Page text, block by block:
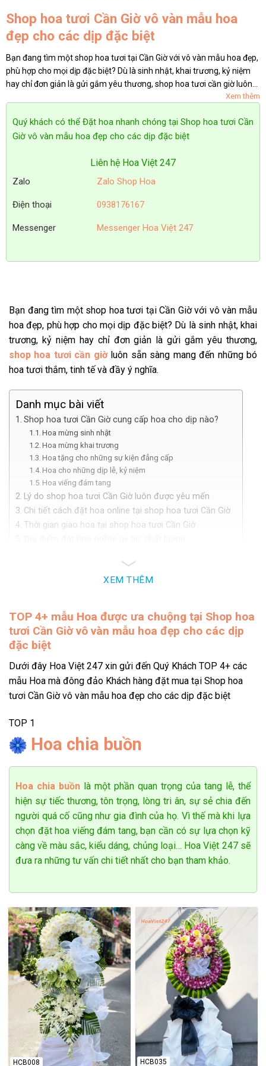
Shop hoa tươi Cần Giờ vô vàn mẫu hoa
đẹp cho các dịp đặc biệt
Bạn đang tìm một shop hoa tươi tại Cần Giờ với vô vàn mẫu hoa đẹp,
phù hợp cho mọi dịp đặc biệt? Dù là sinh nhật, khai trương, kỷ niệm
hay chỉ đơn giản là gửi gắm yêu thương, shop hoa tươi cần giờ luôn
Xem thêm
Quý khách có thể Đặt hoa nhanh chóng tại Shop hoa tươi Cần
Giờ vô vàn mẫu hoa đẹp cho các dịp đặc biệt
Liên hệ Hoa Việt 247
Zalo Zalo Shop Hoa
Điện thoại 0938176167
Messenger Messenger Hoa Việt 247
Bạn đang tìm một shop hoa tươi tại Cần Giờ với vô vàn mẫu
hoa đẹp, phù hợp cho mọi dịp đặc biệt? Dù là sinh nhật, khai
trương, kỷ niệm hay chỉ đơn giản là gửi gắm yêu thương,
shop hoa tươi cần giờluôn sẵn sàng mang đến những bó
hoa tươi thắm, tinh tế và đầy ý nghĩa.
Danh mục bài viết
Shop hoa tươi Cần Giờ cung cấp hoa cho dịp nào?
Hoa mừng sinh nhật
Hoa mừng khai trương
Hoa tặng cho những sự kiện đẳng cấp
Hoa cho những dịp lễ, kỷ niệm
Hoa viếng đám tang
Lý do shop hoa tươi Cần Giờ luôn được yêu mến
Chi tiết cách đặt hoa online tại shop hoa tươi Cần Giờ
Thời gian giao hoa tại shop hoa tươi Cần Giờ
Shop hoa tươi Cần Giờ cung cấp hoa cho dịp
quan trọng của mình trong mỗi không gian mà chúng có mặt.
Những thông điệp mà chúng mang đến không hề tầm thường
mà sâu trong đó là những lời gửi gắm đầy tình cảm đến
những người thân yêu. Shop hoa tươi Cần Giờ cung cấp đa
dạng mẫu hoa phù hợp với nhiều dịp như sau:
Sinh nhật là một ngày đặc biệt để bạn thể hiện tình cảm với
người yêu, bạn bè, gia đình. Và một
hoa tươi thắm chính là món quà hoàn hảo nhất để bạn bày tỏ
sự quan tâm đến họ.
XEM THÊM
TOP 4+ mẫu Hoa được ưa chuộng tại Shop hoa
tươi Cần Giờ vô vàn mẫu hoa đẹp cho các dịp
đặc biệt
Dưới đây Hoa Việt 247 xin gửi đến Quý Khách TOP 4+ các
mẫu Hoa mà đông đảo Khách hàng đặt mua tại Shop hoa
tươi Cần Giờ vô vàn mẫu hoa đẹp cho các dịp đặc biệt
TOP 1
Hoa chia buồn
Hoa chia buồn là một phần quan trọng của tang lễ, thể
hiện sự tiếc thương, tôn trọng, lòng tri ân, sự sẻ chia đến
người quá cố cũng như gia đình của họ. Vì thế mà khi lựa
chọn đặt hoa viếng đám tang, bạn cần có sự lựa chọn kỹ
càng về màu sắc, kiểu dáng, chủng loại… Hoa Việt 247 sẽ
đưa ra những tư vấn chi tiết nhất cho bạn tham khảo.
HCB008 HCB035
12 phút trước